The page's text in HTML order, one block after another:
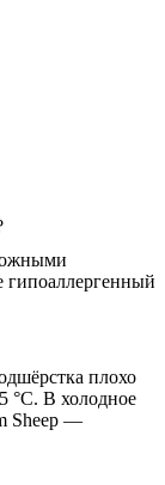
плохо
°C. В холодное
Sheep —